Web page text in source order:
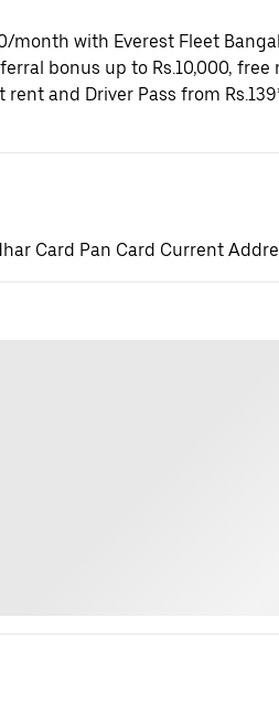
month with Everest Fleet
bonus up to Rs.10,000,
and Driver Pass from
Card Pan Card Current